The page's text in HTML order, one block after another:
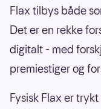
Flax tilbys både
Det er en rekke
digitalt - med
premiestiger og
Fysisk Flax er